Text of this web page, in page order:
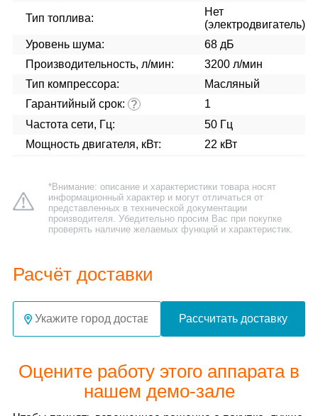
Тип топлива:
Нет
(электродвигатель)
Уровень шума:
68 дБ
Производительность, л/мин:
3200 л/мин
Тип компрессора:
Масляный
Гарантийный срок: ?
1
Частота сети, Гц:
50 Гц
Мощность двигателя, кВт:
22 кВт
*Внимание: описание и характеристики товара носят
информационный характер и могут отличаться от
представленных в технической документации
производителя. Убедительно просим Вас при покупке
проверять наличие желаемых функций и характеристик.
Расчёт доставки
Рассчитать доставку
Оцените работу этого аппарата в
нашем демо-зале